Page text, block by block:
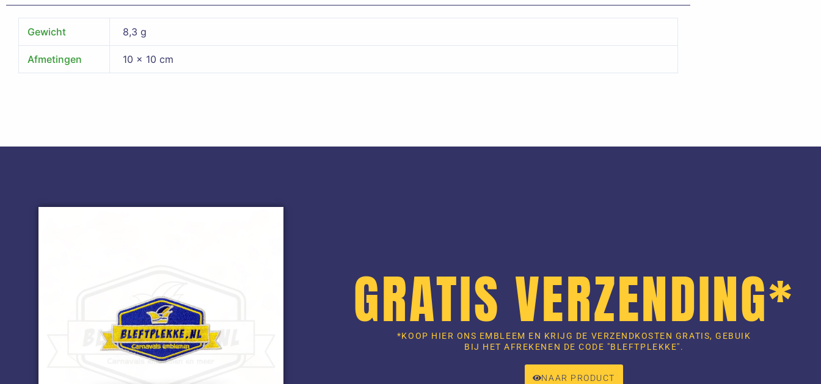
Gewicht 8,3 g
Afmetingen 10 × 10 cm
GRATIS VERZENDING*
*KOOP HIER ONS EMBLEEM EN KRIJG DE VERZENDKOSTEN GRATIS, GEBUIK
BIJ HET AFREKENEN DE CODE "BLEFTPLEKKE".
NAAR PRODUCT